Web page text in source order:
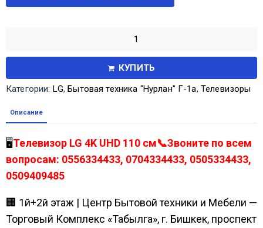
КУПИТЬ
Категории: LG,Бытовая техника "Нурлан" Г-1а, Телевизоры
Описание
🖥️Телевизор LG 4K UHD 110 см📞Звоните по всем
вопросам: 0556334433, 0704334433, 0505334433,
0509409485
🏢 1й+2й этаж | Центр Бытовой техники и Мебели —
Торговый Комплекс «Табылга», г. Бишкек, проспект